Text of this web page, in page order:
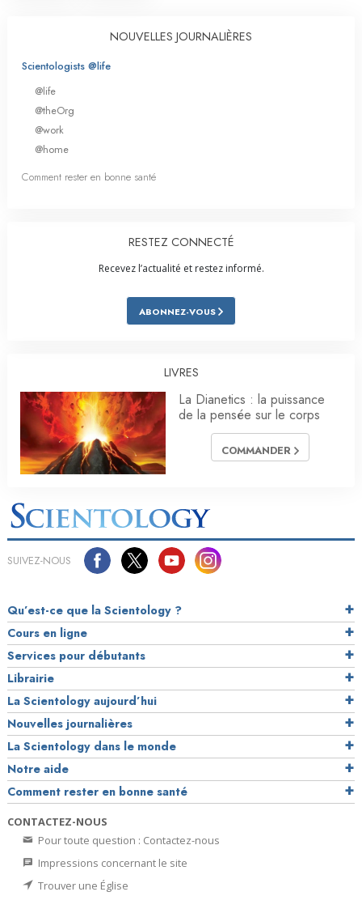
NOUVELLES JOURNALIÈRES
Scientologists @life
@life
@theOrg
@work
@home
Comment rester en bonne santé
RESTEZ CONNECTÉ
Recevez l’actualité et restez informé.
ABONNEZ-VOUS
LIVRES
La Dianetics : la puissance
de la pensée sur le corps
COMMANDER
SUIVEZ-NOUS
Qu’est-ce que la Scientology ?
Cours en ligne
Services pour débutants
Librairie
La Scientology aujourd’hui
Nouvelles journalières
La Scientology dans le monde
Notre aide
Comment rester en bonne santé
CONTACTEZ-NOUS
Pour toute question : Contactez-nous
Impressions concernant le site
Trouver une Église